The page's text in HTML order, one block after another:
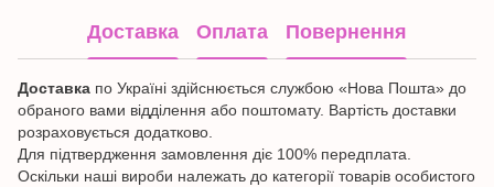
Доставка Оплата Повернення
Доставка по Україні здійснюється службою «Нова Пошта» до
обраного вами відділення або поштомату. Вартість доставки
розраховується додатково.
Для підтвердження замовлення діє 100% передплата.
Оскільки наші вироби належать до категорії товарів особистого